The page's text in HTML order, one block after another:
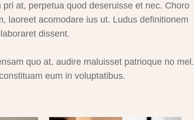
at, perpetua quod deseruisse et nec. Choro
laoreet acomodare ius ut. Ludus definitionem
dissent.
quo at, audire maluisset patrioque no mel.
eum in voluptatibus.